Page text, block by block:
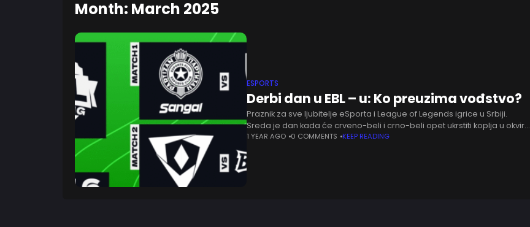
Month: March 2025
ESPORTS
Derbi dan u EBL – u: Ko preuzima vođstvo?
Praznik za sve ljubitelje eSporta i League of Legends igrice u Srbiji.
Sreda je dan kada će crveno-beli i crno-beli opet ukrstiti koplja u okviru
novog večitog derbija kada je
1 YEAR AGO 0 COMMENTS KEEP READING